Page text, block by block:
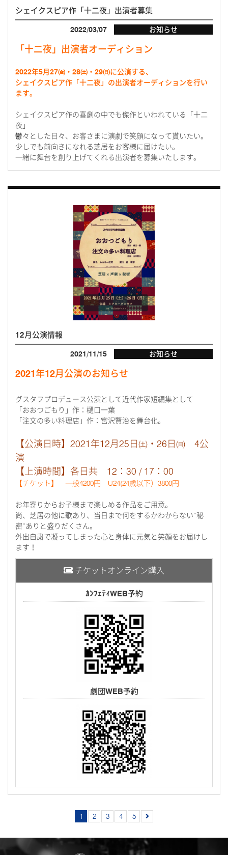
シェイクスピア作「十二夜」出演者募集
2022/03/07 お知らせ
「十二夜」出演者オーディション
2022年5月27㈮・28㈯・29㈰に公演する、
シェイクスピア作「十二夜」の出演者オーディションを行い
ます。
シェイクスピア作の喜劇の中でも傑作といわれている「十二
夜」
鬱々とした日々、お客さまに演劇で笑顔になって貰いたい。
少しでも前向きになれる芝居をお客様に届けたい。
一緒に舞台を創り上げてくれる出演者を募集いたします。
12月公演情報
2021/11/15 お知らせ
2021年12月公演のお知らせ
グスタフプロデュース公演として近代作家短編集として
「おおつごもり」作：樋口一葉
「注文の多い料理店」作：宮沢賢治を舞台化。
【公演日時】2021年12月25日㈯・26日㈰ 4公
演
【上演時間】各日共 12：30 / 17：00
【チケット】 一般4200円 U24(24歳以下）3800円
お年寄りからお子様まで楽しめる作品をご用意。
尚、芝居の他に歌あり、当日まで何をするかわからない”秘
密”ありと盛りだくさん。
外出自粛で凝ってしまった心と身体に元気と笑顔をお届けし
ます！
チケットオンライン購入
ｶﾝﾌｪﾃｨWEB予約
劇団WEB予約
1 2 3 4 5